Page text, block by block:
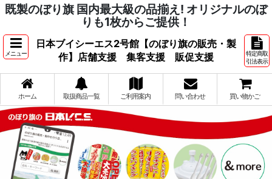
既製のぼり旗 国内最大級の品揃え! オリジナルのぼ
りも1枚からご提供！
メニュー
日本ブイシーエス2号館【のぼり旗の販売・製
作】店舗支援 集客支援 販促支援
特定商取
引法表示
ホーム 取扱商品一覧 ご利用案内 問い合わせ 買い物かご